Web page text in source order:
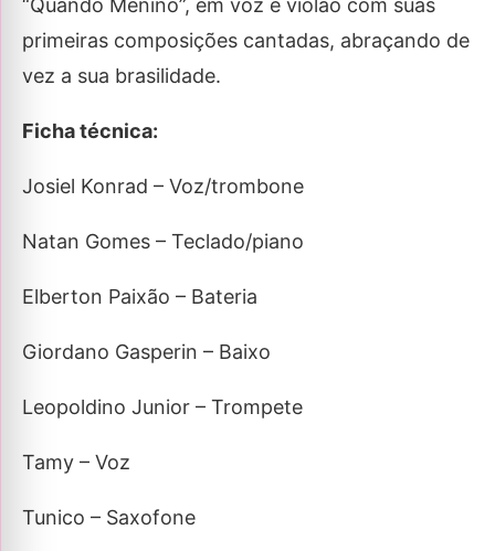
“Quando Menino”, em voz e violão com suas
primeiras composições cantadas, abraçando de
vez a sua brasilidade.
Ficha técnica:
Josiel Konrad – Voz/trombone
Natan Gomes – Teclado/piano
Elberton Paixão – Bateria
Giordano Gasperin – Baixo
Leopoldino Junior – Trompete
Tamy – Voz
Tunico – Saxofone